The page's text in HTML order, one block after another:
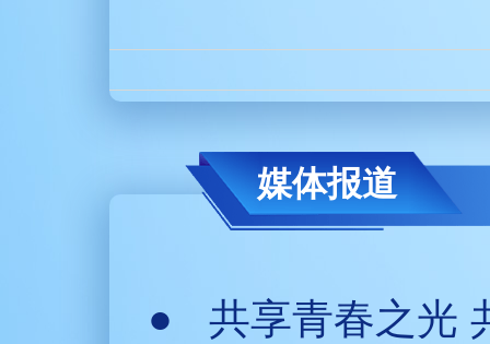
媒体报道
● 共享青春之光